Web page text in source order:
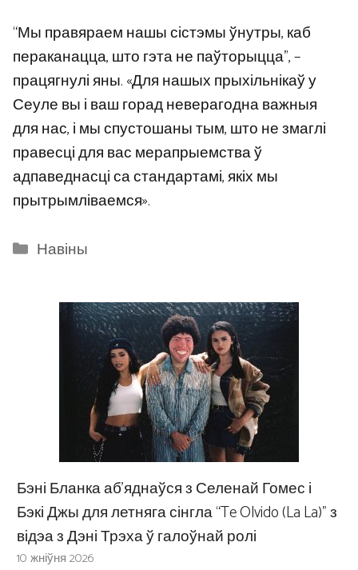
“Мы правяраем нашы сістэмы ўнутры, каб
пераканацца, што гэта не паўторыцца”, –
працягнулі яны. «Для нашых прыхільнікаў у
Сеуле вы і ваш горад неверагодна важныя
для нас, і мы спустошаны тым, што не змаглі
правесці для вас мерапрыемства ў
адпаведнасці са стандартамі, якіх мы
прытрымліваемся».
Categories
Навіны
Бэні Бланка аб’яднаўся з Селенай Гомес і
Бэкі Джы для летняга сінгла “Te Olvido (La La)” з
відэа з Дэні Трэха ў галоўнай ролі
10 жніўня 2026